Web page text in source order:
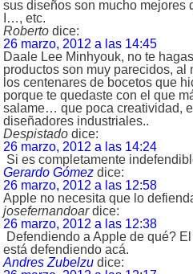
sus diseños son mucho mejores
I…, etc.
Roberto dice:
26 marzo, 2012 a las 14:45
Daale Lee Minhyouk, no te
productos son muy parecidos,
los centenares de bocetos que
porque te quedaste con el que
salame… que poca creatividad,
diseñadores industriales..
Despistado dice:
26 marzo, 2012 a las 14:24
Si es completamente
Gerardo Gómez dice:
26 marzo, 2012 a las 12:58
Apple no necesita que lo
josefernandoar dice:
26 marzo, 2012 a las 12:38
Defendiendo a Apple de qué?
está defendiendo acá.
Andres Zubelzu dice: